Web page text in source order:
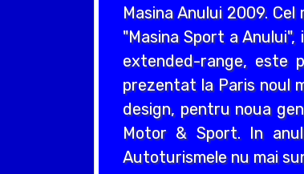
Masina Anului 2009.
"Masina Sport a
extended-range, este
prezentat la Paris noul
design, pentru noua
Motor & Sport. In
Autoturismele nu mai